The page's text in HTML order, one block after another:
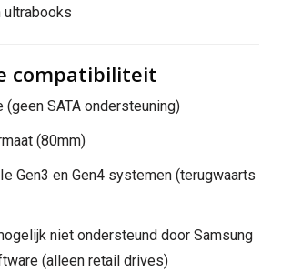
ultrabooks
compatibiliteit
(geen SATA ondersteuning)
(80mm)
Gen3 en Gen4 systemen (terugwaarts
niet ondersteund door Samsung
(alleen retail drives)